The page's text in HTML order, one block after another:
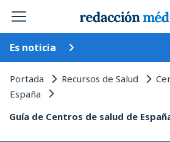
Es noticia
Portada Recursos de Salud
España
Guía de Centros de salud de